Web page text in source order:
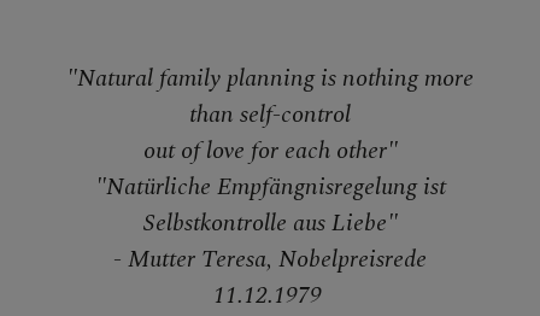
"Natural family planning is nothing more
than self-control
out of love for each other"
"Natürliche Empfängnisregelung ist
Selbstkontrolle aus Liebe"
- Mutter Teresa, Nobelpreisrede
11.12.1979